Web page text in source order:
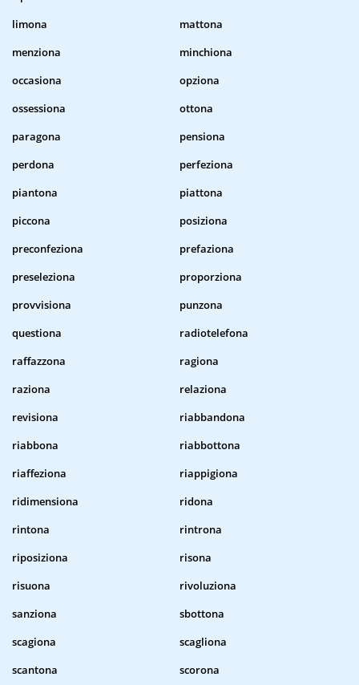
limona
mattona
menziona
minchiona
occasiona
opziona
ossessiona
ottona
paragona
pensiona
perdona
perfeziona
piantona
piattona
piccona
posiziona
preconfeziona
prefaziona
preseleziona
proporziona
provvisiona
punzona
questiona
radiotelefona
raffazzona
ragiona
raziona
relaziona
revisiona
riabbandona
riabbona
riabbottona
riaffeziona
riappigiona
ridimensiona
ridona
rintona
rintrona
riposiziona
risona
risuona
rivoluziona
sanziona
sbottona
scagiona
scagliona
scantona
scorona